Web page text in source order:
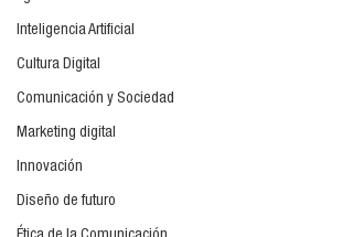
Inteligencia Artificial
Cultura Digital
Comunicación y Sociedad
Marketing digital
Innovación
Diseño de futuro